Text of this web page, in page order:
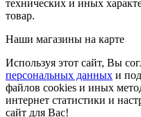
технических и иных
товар.
Наши магазины на карте
Используя этот сайт, Вы
персональных данных и
файлов cookies и иных
интернет статистики и
сайт для Вас!